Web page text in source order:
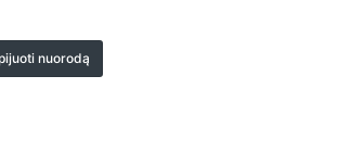
nuorodą